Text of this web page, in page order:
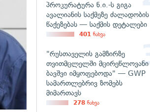
პროკურატურა ნ.ი.-ს გიგა
ავალიანის საქმეზე ძალადობის
წაქეზებას — საქმის დეტალები
401 ნახვა
"რუსთაველის გამზირზე
თვითმცლელში მცირეწლოვანი
ბავშვი იმყოფებოდა" — GWP
სამართლებრივ ზომებს
მიმართავს
278 ნახვა